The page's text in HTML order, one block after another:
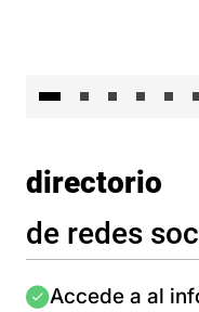
directorio
de redes
Imagen
Accede a al